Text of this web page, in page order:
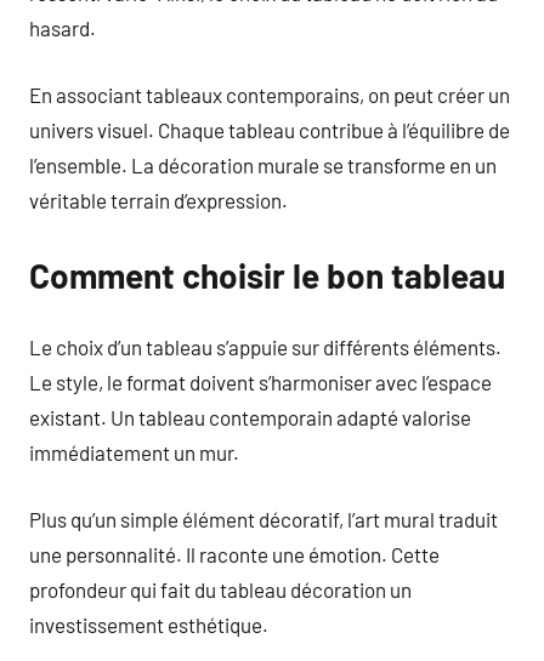
hasard.
En associant tableaux contemporains, on peut créer un
univers visuel. Chaque tableau contribue à l’équilibre de
l’ensemble. La décoration murale se transforme en un
véritable terrain d’expression.
Comment choisir le bon tableau
Le choix d’un tableau s’appuie sur différents éléments.
Le style, le format doivent s’harmoniser avec l’espace
existant. Un tableau contemporain adapté valorise
immédiatement un mur.
Plus qu’un simple élément décoratif, l’art mural traduit
une personnalité. Il raconte une émotion. Cette
profondeur qui fait du tableau décoration un
investissement esthétique.